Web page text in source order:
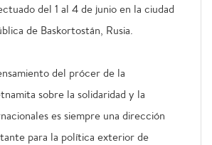
del 1 al 4 de junio en la ciudad
de Baskortostán, Rusia.
del prócer de la
sobre la solidaridad y la
es siempre una dirección
para la política exterior de